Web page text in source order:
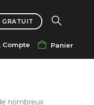
GRATUIT
Compte Panier
/ Visseries
nombreux